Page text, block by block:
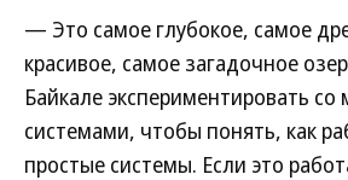
— Это самое глубокое, самое
красивое, самое загадочное
Байкале экспериментировать со
системами, чтобы понять, как
простые системы. Если это